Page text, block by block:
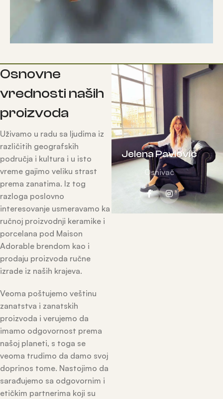
Osnovne
vrednosti naših
proizvoda
Uživamo u radu sa ljudima iz
različitih geografskih
područja i kultura i u isto
vreme gajimo veliku strast
prema zanatima. Iz tog
razloga poslovno
interesovanje usmeravamo ka
ručnoj proizvodnji keramike i
porcelana pod Maison
Adorable brendom kao i
prodaju proizvoda ručne
izrade iz naših krajeva.
Veoma poštujemo veštinu
zanatstva i zanatskih
proizvoda i verujemo da
imamo odgovornost prema
našoj planeti, s toga se
veoma trudimo da damo svoj
doprinos tome. Nastojimo da
sarađujemo sa odgovornim i
etičkim partnerima koji su
Jelena Pavlović
Osnivač